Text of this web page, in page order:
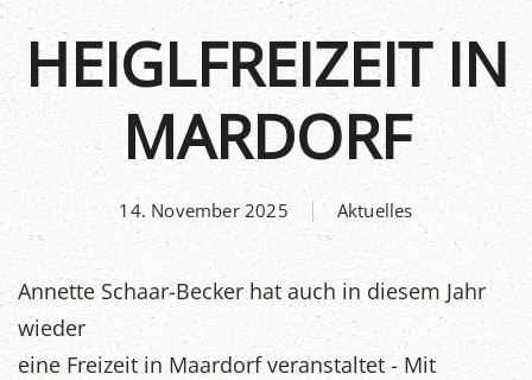
HEIGLFREIZEIT IN
MARDORF
14. November 2025 Aktuelles
Annette Schaar-Becker hat auch in diesem Jahr
wieder
eine Freizeit in Maardorf veranstaltet - Mit